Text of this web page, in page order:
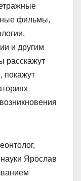
фильмы,
и другим
расскажут
покажут
Ярослав